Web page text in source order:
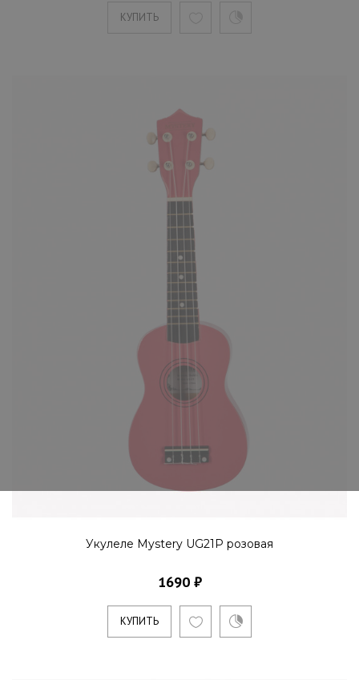
Mystery UG23G укулеле размера концерт.
Обечайка и задняя дека изготовлены из
Бридж укулеле сде..
КУПИТЬ
КУПИТЬ
Укулеле Mystery UG21P розовая
1690 ₽
КУПИТЬ